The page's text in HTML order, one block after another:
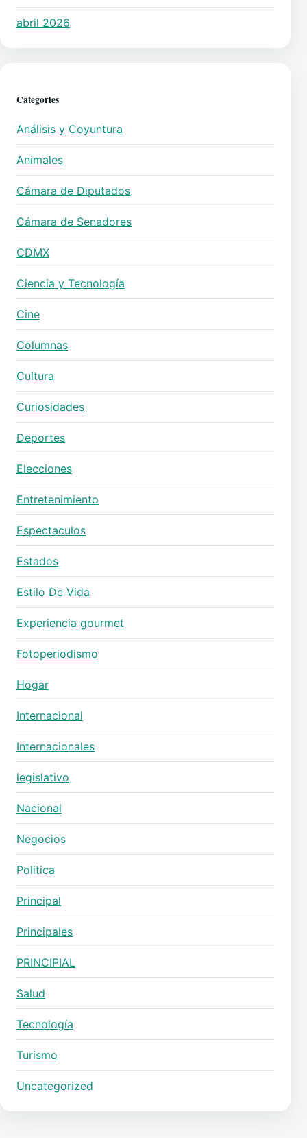
abril 2026
Categories
Análisis y Coyuntura
Animales
Cámara de Diputados
Cámara de Senadores
CDMX
Ciencia y Tecnología
Cine
Columnas
Cultura
Curiosidades
Deportes
Elecciones
Entretenimiento
Espectaculos
Estados
Estilo De Vida
Experiencia gourmet
Fotoperiodismo
Hogar
Internacional
Internacionales
legislativo
Nacional
Negocios
Politica
Principal
Principales
PRINCIPIAL
Salud
Tecnología
Turismo
Uncategorized